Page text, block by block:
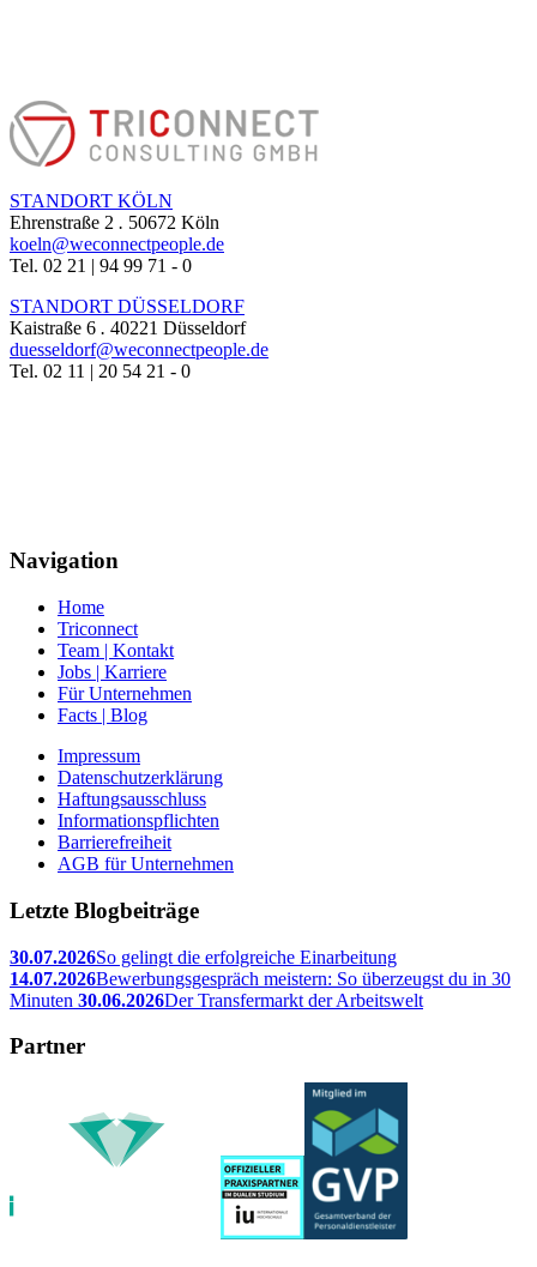
STANDORT KÖLN
Ehrenstraße 2 . 50672 Köln
koeln@weconnectpeople.de
Tel. 02 21 | 94 99 71 - 0
STANDORT DÜSSELDORF
Kaistraße 6 . 40221 Düsseldorf
duesseldorf@weconnectpeople.de
Tel. 02 11 | 20 54 21 - 0
Navigation
Home
Triconnect
Team | Kontakt
Jobs | Karriere
Für Unternehmen
Facts | Blog
Impressum
Datenschutzerklärung
Haftungsausschluss
Informationspflichten
Barrierefreiheit
AGB für Unternehmen
Letzte Blogbeiträge
30.07.2026So gelingt die erfolgreiche Einarbeitung
14.07.2026Bewerbungsgespräch meistern: So überzeugst du in 30
Minuten 30.06.2026Der Transfermarkt der Arbeitswelt
Partner